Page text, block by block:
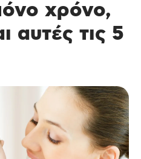
χρόνο,
αυτές τις 5